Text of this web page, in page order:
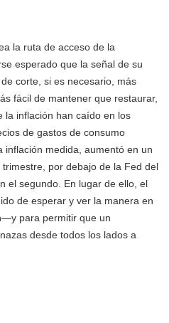
la ruta de acceso de la
esperado que la señal de su
corte, si es necesario, más
fácil de mantener que restaurar,
la inflación han caído en los
de gastos de consumo
inflación medida, aumentó en un
por debajo de la Fed del
el segundo. En lugar de ello, el
de esperar y ver la manera en
para permitir que un
desde todos los lados a